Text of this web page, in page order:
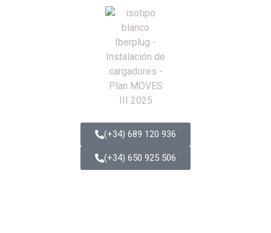
(+34) 689 120 936
(+34) 650 925 506